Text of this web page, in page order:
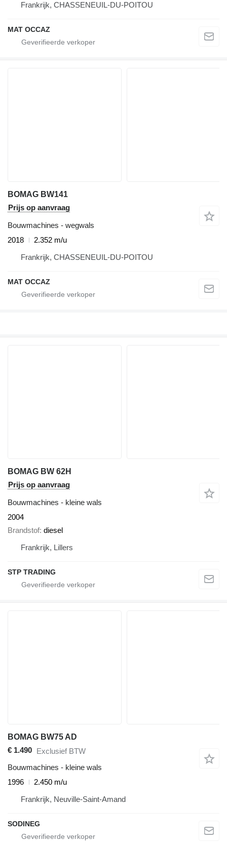
Frankrijk, CHASSENEUIL-DU-POITOU
MAT OCCAZ
BOMAG BW141
Prijs op aanvraag
Bouwmachines - wegwals
2018
2.352 m/u
Frankrijk, CHASSENEUIL-DU-POITOU
MAT OCCAZ
BOMAG BW 62H
Prijs op aanvraag
Bouwmachines - kleine wals
2004
Brandstof diesel
Frankrijk, Lillers
STP TRADING
BOMAG BW75 AD
€ 1.490 Exclusief BTW
Bouwmachines - kleine wals
1996
2.450 m/u
Frankrijk, Neuville-Saint-Amand
SODINEG